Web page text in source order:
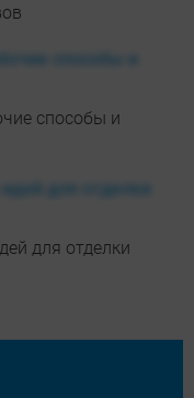
способы и
для отделки